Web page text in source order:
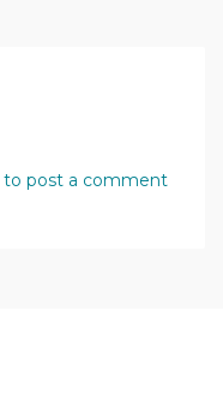
to post a comment